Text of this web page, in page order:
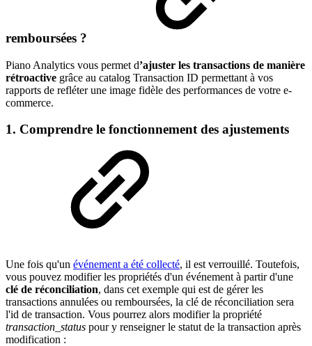
remboursées ?
Piano Analytics vous permet d’ajuster les transactions de manière
rétroactive grâce au catalog Transaction ID permettant à vos
rapports de refléter une image fidèle des performances de votre e-
commerce.
1. Comprendre le fonctionnement des ajustements
Une fois qu'un événement a été collecté, il est verrouillé. Toutefois,
vous pouvez modifier les propriétés d'un événement à partir d'une
clé de réconciliation, dans cet exemple qui est de gérer les
transactions annulées ou remboursées, la clé de réconciliation sera
l'id de transaction. Vous pourrez alors modifier la propriété
transaction_status pour y renseigner le statut de la transaction après
modification :